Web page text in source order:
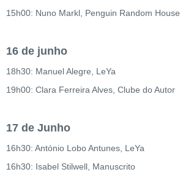
15h00: Nuno Markl, Penguin Random House
16 de junho
18h30: Manuel Alegre, LeYa
19h00: Clara Ferreira Alves, Clube do Autor
17 de Junho
16h30: António Lobo Antunes, LeYa
16h30: Isabel Stilwell, Manuscrito